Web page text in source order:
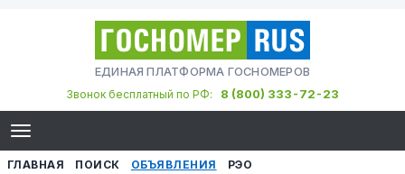
ЕДИНАЯ ПЛАТФОРМА ГОСНОМЕРОВ
Звонок бесплатный по РФ:
8 (800) 333-72-23
ГЛАВНАЯ ПОИСК ОБЪЯВЛЕНИЯ РЭО